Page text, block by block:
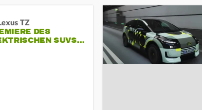
TZ
DES
SUVS…